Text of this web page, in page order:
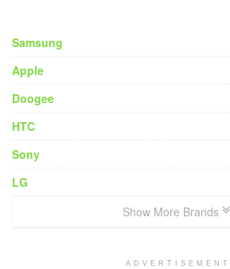
Samsung
Apple
Doogee
HTC
Sony
LG
Show More Brands
ADVERTISEMENT